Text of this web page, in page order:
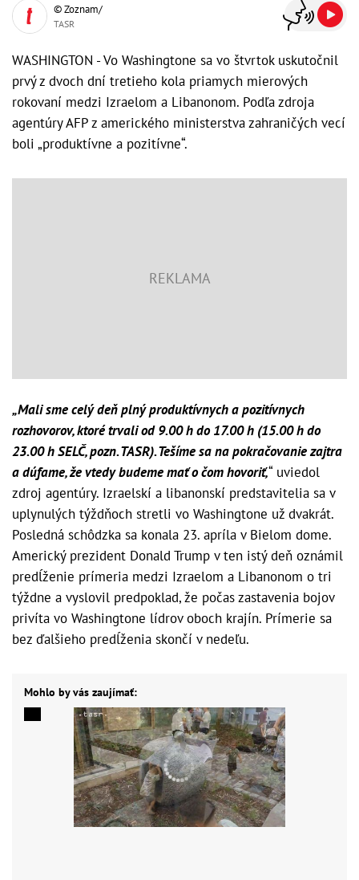
© Zoznam/
TASR
WASHINGTON - Vo Washingtone sa vo štvrtok uskutočnil
prvý z dvoch dní tretieho kola priamych mierových
rokovaní medzi Izraelom a Libanonom. Podľa zdroja
agentúry AFP z amerického ministerstva zahraničých vecí
boli „produktívne a pozitívne“.
„Mali sme celý deň plný produktívnych a pozitívnych
rozhovorov, ktoré trvali od 9.00 h do 17.00 h (15.00 h do
23.00 h SELČ, pozn. TASR). Tešíme sa na pokračovanie zajtra
a dúfame, že vtedy budeme mať o čom hovoriť,“ uviedol
zdroj agentúry. Izraelskí a libanonskí predstavitelia sa v
uplynulých týždňoch stretli vo Washingtone už dvakrát.
Posledná schôdzka sa konala 23. apríla v Bielom dome.
Americký prezident Donald Trump v ten istý deň oznámil
predĺženie prímeria medzi Izraelom a Libanonom o tri
týždne a vyslovil predpoklad, že počas zastavenia bojov
privíta vo Washingtone lídrov oboch krajín. Prímerie sa
bez ďalšieho predĺženia skončí v nedeľu.
Mohlo by vás zaujímať: